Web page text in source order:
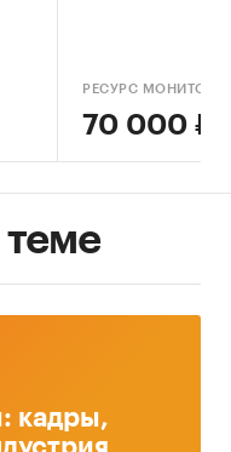
РЕСУРС
70 000 ₽
кадры,